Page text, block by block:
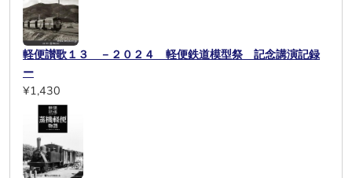
軽便讃歌１３ －２０２４ 軽便鉄道模型祭 記念講演記録
ー
¥1,430